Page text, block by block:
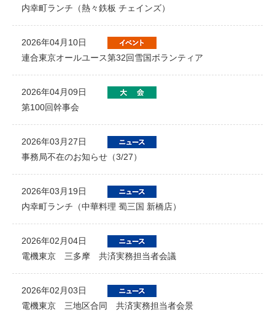
内幸町ランチ（熱々鉄板 チェインズ）
2026年04月10日
連合東京オールユース第32回雪国ボランティア
2026年04月09日
第100回幹事会
2026年03月27日
事務局不在のお知らせ（3/27）
2026年03月19日
内幸町ランチ（中華料理 蜀三国 新橋店）
2026年02月04日
電機東京 三多摩 共済実務担当者会議
2026年02月03日
電機東京 三地区合同 共済実務担当者会景